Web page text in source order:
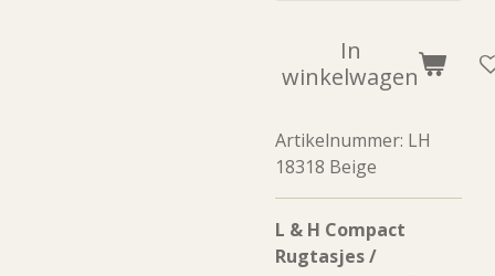
In
winkelwagen
Artikelnummer: LH
18318 Beige
L & H Compact
Rugtasjes /